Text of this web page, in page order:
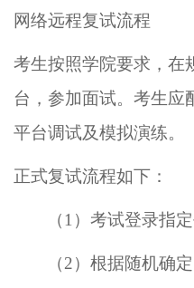
网络远程复试流程
考生按照学院要求，在
台，参加面试。考生应
平台调试及模拟演练。
正式复试流程如下：
（1） 考试登录指
（2） 根据随机确